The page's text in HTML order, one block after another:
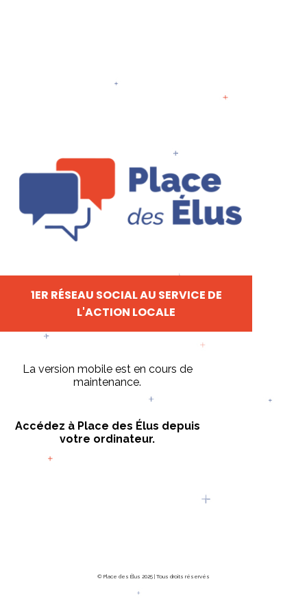
1ER RÉSEAU SOCIAL AU SERVICE DE
L'ACTION LOCALE
La version mobile est en cours de
maintenance.
Accédez à Place des Élus depuis
votre ordinateur.
© Place des Élus 2025 | Tous droits réservés